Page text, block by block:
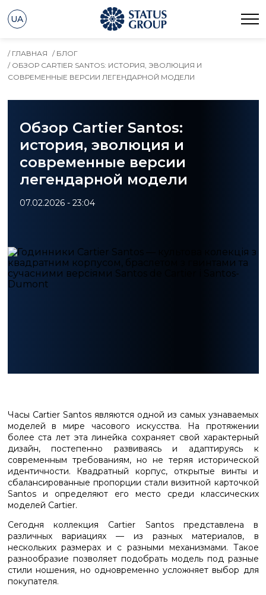
UA
/ ГЛАВНАЯ / БЛОГ
/ ОБЗОР CARTIER SANTOS: ИСТОРИЯ, ЭВОЛЮЦИЯ И
СОВРЕМЕННЫЕ ВЕРСИИ ЛЕГЕНДАРНОЙ МОДЕЛИ
Обзор Cartier Santos:
история, эволюция и
современные версии
легендарной модели
07.02.2026 - 23:04
Часы Cartier Santos являются одной из самых узнаваемых
моделей в мире часового искусства. На протяжении
более ста лет эта линейка сохраняет свой характерный
дизайн, постепенно развиваясь и адаптируясь к
современным требованиям, но не теряя исторической
идентичности. Квадратный корпус, открытые винты и
сбалансированные пропорции стали визитной карточкой
Santos и определяют его место среди классических
моделей Cartier.
Сегодня коллекция Cartier Santos представлена в
различных вариациях — из разных материалов, в
нескольких размерах и с разными механизмами. Такое
разнообразие позволяет подобрать модель под разные
стили ношения, но одновременно усложняет выбор для
покупателя.